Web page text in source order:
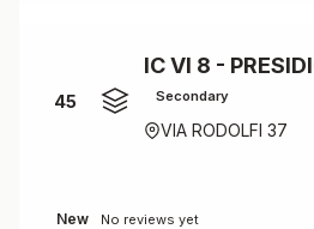
45
IC VI 8 -
Secondary
VIA RODOLFI 37
New No reviews yet